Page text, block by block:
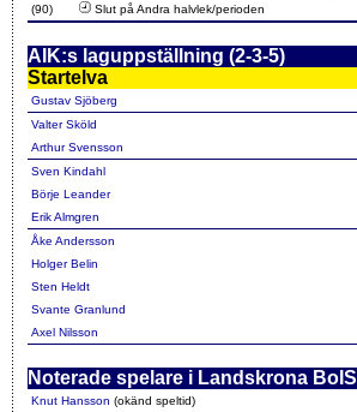
(90)
Slut på Andra halvlek/perioden
AIK:s laguppställning (2-3-5)
Startelva
Gustav Sjöberg
Valter Sköld
Arthur Svensson
Sven Kindahl
Börje Leander
Erik Almgren
Åke Andersson
Holger Belin
Sten Heldt
Svante Granlund
Axel Nilsson
Noterade spelare i Landskrona BoIS
Knut Hansson (okänd speltid)